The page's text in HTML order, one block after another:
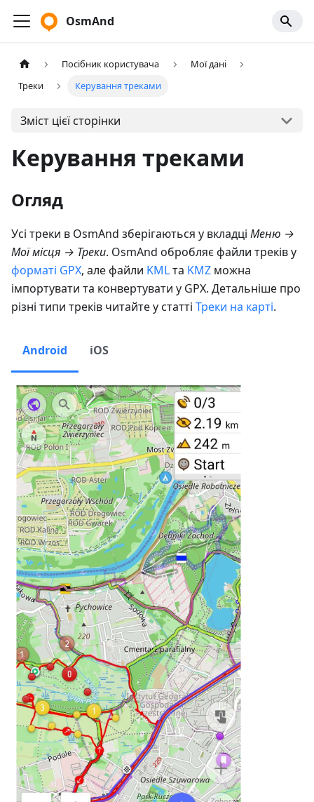
OsmAnd
Посібник користувача
Мої дані
Треки
Керування треками
Зміст цієї сторінки
Керування треками
Огляд
Усі треки в OsmAnd зберігаються у вкладці Меню →
Мої місця → Треки. OsmAnd обробляє файли треків у
форматі GPX, але файли KMLта KMZ можна
імпортувати та конвертувати у GPX. Детальніше про
різні типи треків читайте у статті Треки на карті.
Android iOS